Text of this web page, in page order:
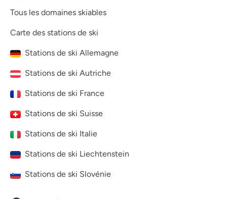
Tous les domaines skiables
Carte des stations de ski
Stations de ski Allemagne
Stations de ski Autriche
Stations de ski France
Stations de ski Suisse
Stations de ski Italie
Stations de ski Liechtenstein
Stations de ski Slovénie